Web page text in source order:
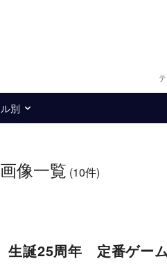
別
像一覧 (10件)
生誕25周年 定番ゲー